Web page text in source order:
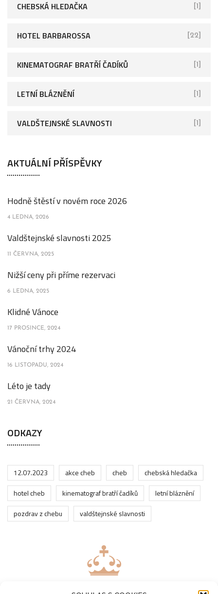
CHEBSKÁ HLEDAČKA [1]
HOTEL BARBAROSSA [22]
KINEMATOGRAF BRATŘÍ ČADÍKŮ [1]
LETNÍ BLÁZNĚNÍ [1]
VALDŠTEJNSKÉ SLAVNOSTI [1]
AKTUÁLNÍ PŘÍSPĚVKY
Hodně štěstí v novém roce 2026
4 LEDNA, 2026
Valdštejnské slavnosti 2025
11 ČERVNA, 2025
Nižší ceny při příme rezervaci
6 LEDNA, 2025
Klidné Vánoce
17 PROSINCE, 2024
Vánoční trhy 2024
16 LISTOPADU, 2024
Léto je tady
21 ČERVNA, 2024
ODKAZY
12.07.2023 akce cheb cheb
chebská hledačka
hotel cheb
kinematograf bratří čadíků
letní bláznění
pozdrav z chebu
valdštejnské slavnosti